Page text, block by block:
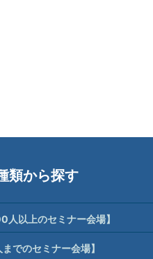
類から探す
以上のセミナー会場】
でのセミナー会場】